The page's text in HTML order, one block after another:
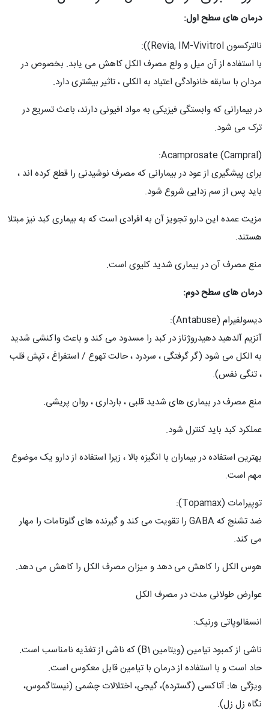
درمان های سطح اول:
نالترکسون Revia, IM-Vivitrol)):
با استفاده از آن میل و ولع مصرف الکل کاهش می یابد. بخصوص در
مردان با سابقه خانوادگی اعتیاد به الکلی ، تاثیر بیشتری دارد.
در بیمارانی که وابستگی فیزیکی به مواد افیونی دارند، باعث تسریع در
ترک می شود.
Acamprosate (Campral):
برای پیشگیری از عود در بیمارانی که مصرف نوشیدنی را قطع کرده اند ،
باید پس از سم زدایی شروع شود.
مزیت عمده این دارو تجویز آن به افرادی است که به بیماری کبد نیز مبتلا
هستند.
منع مصرف آن در بیماری شدید کلیوی است.
درمان های سطح دوم:
دیسولفیرام (Antabuse):
آنزیم آلدهید دهیدروژناز در کبد را مسدود می کند و باعث واکنشی شدید
به الکل می شود (گر گرفتگی ، سردرد ، حالت تهوع / استفراغ ، تپش قلب
، تنگی نفس).
منع مصرف در بیماری های شدید قلبی ، بارداری ، روان پریشی.
عملکرد کبد باید کنترل شود.
بهترین استفاده در بیماران با انگیزه بالا ، زیرا استفاده از دارو یک موضوع
مهم است.
توپیرامات (Topamax):
ضد تشنج که GABA را تقویت می کند و گیرنده های گلوتامات را مهار
می کند.
هوس الکل را کاهش می دهد و میزان مصرف الکل را کاهش می دهد.
عوارض طولانی مدت در مصرف الکل
انسفالوپاتی ورنیک:
ناشی از کمبود تیامین (ویتامین B1) که ناشی از تغذیه نامناسب است.
حاد است و با استفاده از درمان با تیامین قابل معکوس است.
ویژگی ها: آتاکسی (گسترده)، گیجی، اختلالات چشمی (نیستاگموس،
نگاه زل زل).